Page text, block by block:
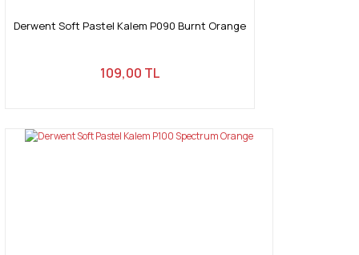
Derwent Soft Pastel Kalem P090 Burnt Orange
109,00 TL